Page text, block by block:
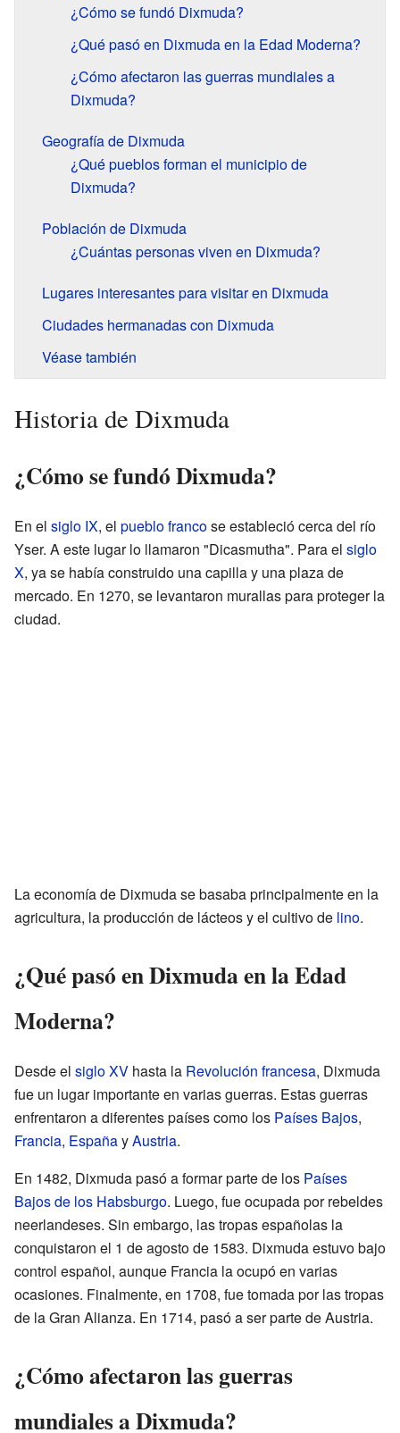
¿Cómo se fundó Dixmuda?
¿Qué pasó en Dixmuda en la Edad Moderna?
¿Cómo afectaron las guerras mundiales a
Dixmuda?
Geografía de Dixmuda
¿Qué pueblos forman el municipio de
Dixmuda?
Población de Dixmuda
¿Cuántas personas viven en Dixmuda?
Lugares interesantes para visitar en Dixmuda
Ciudades hermanadas con Dixmuda
Véase también
Historia de Dixmuda
¿Cómo se fundó Dixmuda?
En el siglo IX, el pueblo francose estableció cerca del río
Yser. A este lugar lo llamaron "Dicasmutha". Para el siglo
X, ya se había construido una capilla y una plaza de
mercado. En 1270, se levantaron murallas para proteger la
ciudad.
La economía de Dixmuda se basaba principalmente en la
agricultura, la producción de lácteos y el cultivo de lino.
¿Qué pasó en Dixmuda en la Edad
Moderna?
Desde el siglo XV hasta la Revolución francesa, Dixmuda
fue un lugar importante en varias guerras. Estas guerras
enfrentaron a diferentes países como los Países Bajos,
Francia, EspañayAustria.
En 1482, Dixmuda pasó a formar parte de los Países
Bajos de los Habsburgo. Luego, fue ocupada por rebeldes
neerlandeses. Sin embargo, las tropas españolas la
conquistaron el 1 de agosto de 1583. Dixmuda estuvo bajo
control español, aunque Francia la ocupó en varias
ocasiones. Finalmente, en 1708, fue tomada por las tropas
de la Gran Alianza. En 1714, pasó a ser parte de Austria.
¿Cómo afectaron las guerras
mundiales a Dixmuda?